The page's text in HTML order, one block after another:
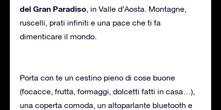
del Gran Paradiso, in Valle d’Aosta. Montagne,
ruscelli, prati infiniti e una pace che ti fa
dimenticare il mondo.
Porta con te un cestino pieno di cose buone
(focacce, frutta, formaggi, dolcetti fatti in casa…),
una coperta comoda, un altoparlante bluetooth e